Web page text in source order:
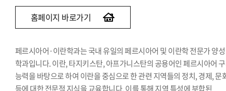
홈페이지 바로가기
페르시아어·이란학과는 국내 유일의 페르시아어 및 이란학 전문가 양성
학과입니다. 이란, 타지키스탄, 아프가니스탄의 공용어인 페르시아어
능력을 바탕으로 하여 이란을 중심으로 한 관련 지역들의 정치, 경제, 문
등에 대한 전문적 지식을 교육합니다. 이를 통해 지역 특성에 부합된